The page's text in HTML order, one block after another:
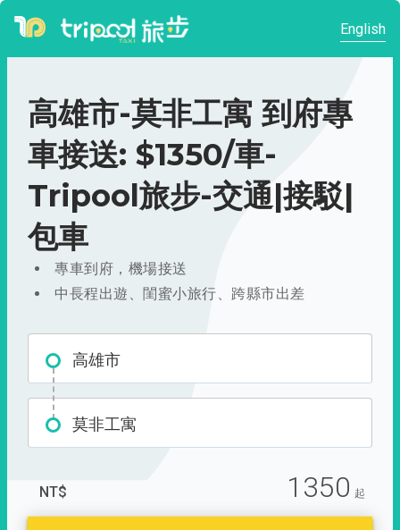
English
高雄市-莫非工寓 到府專
車接送: $1350/車-
Tripool旅步-交通|接駁|
包車
專車到府，機場接送
中長程出遊、閨蜜小旅行、跨縣市出差
高雄市
莫非工寓
NT$ 1350 起